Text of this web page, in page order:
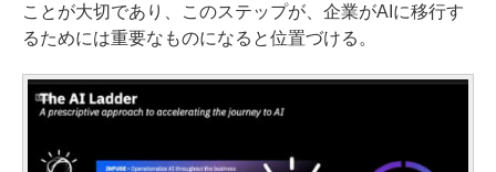
ことが大切であり、このステップが、企業がAIに移行す
るためには重要なものになると位置づける。